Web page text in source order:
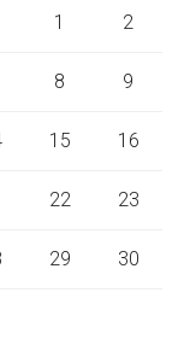
1 2
8 9
15 16
22 23
29 30